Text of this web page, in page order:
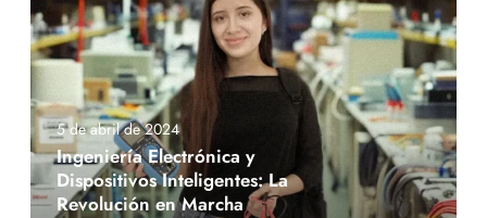
5 de abril de 2024
Ingeniería Electrónica y
Dispositivos Inteligentes: La
Revolución en Marcha